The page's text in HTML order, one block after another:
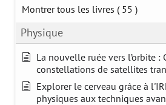
Montrer tous les livres ( 55 )
Physique
La nouvelle ruée vers l’orbite :
constellations de satellites
Explorer le cerveau grâce à
physiques aux techniques